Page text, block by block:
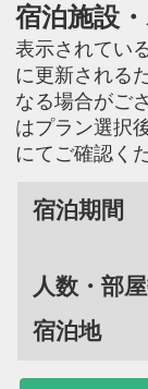
宿泊施設
表示されてい
に更新される
なる場合がご
はプラン選択
にてご確認く
宿泊期間
人数・部
宿泊地